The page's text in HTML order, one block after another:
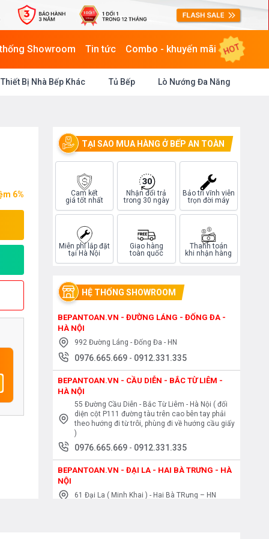
Showroom Tin tức Combo - khuyến mãi HOT
Thiết Bị Nhà Bếp Khác Tủ Bếp Lò Nướng Đa Năng
6%
TẠI SAO MUA HÀNG Ở BẾP AN TOÀN
Cam kết
giá tốt nhất
Nhận đổi trả
trong 30 ngày
Bảo trì vĩnh viễn
trọn đời máy
Miễn phí lắp đặt
tại Hà Nội
Giao hàng
toàn quốc
Thanh toán
khi nhận hàng
HỆ THỐNG SHOWROOM
BEPANTOAN.VN - ĐƯỜNG LÁNG - ĐỐNG ĐA -
HÀ NỘI
992 Đường Láng - Đống Đa - HN
0976.665.669 - 0912.331.335
BEPANTOAN.VN - CẦU DIỄN - BẮC TỪ LIÊM -
HÀ NỘI
55 Đường Cầu Diễn - Bắc Từ Liêm - Hà Nội ( đối
diện cột P111 đường tàu trên cao bên tay phải
theo hướng đi từ trôi, phùng đi về hướng cầu giấy
)
0976.665.669 - 0912.331.335
BEPANTOAN.VN - ĐẠI LA - HAI BÀ TRƯNG - HÀ
NỘI
61 Đại La ( Minh Khai ) - Hai Bà TRưng – HN